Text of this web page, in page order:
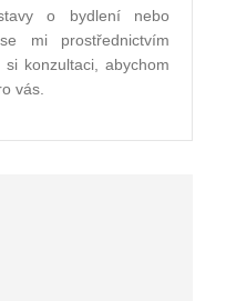
o bydlení nebo
mi prostřednictvím
konzultaci, abychom
vás.